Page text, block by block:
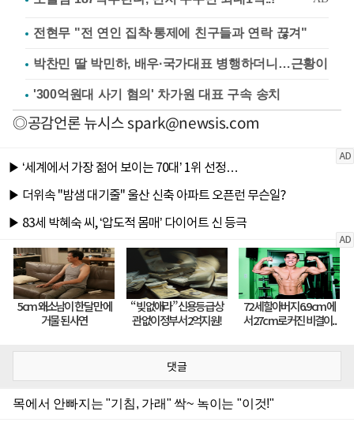
전현무 "전 연인 집착·통제에 친구들과 연락 끊겨"
박찬민 딸 박민하, 배우·국가대표 병행하더니…근황이
'300억원대 사기 혐의' 차가원 대표 구속 송치
◎공감언론 뉴시스spark@newsis.com
댓글